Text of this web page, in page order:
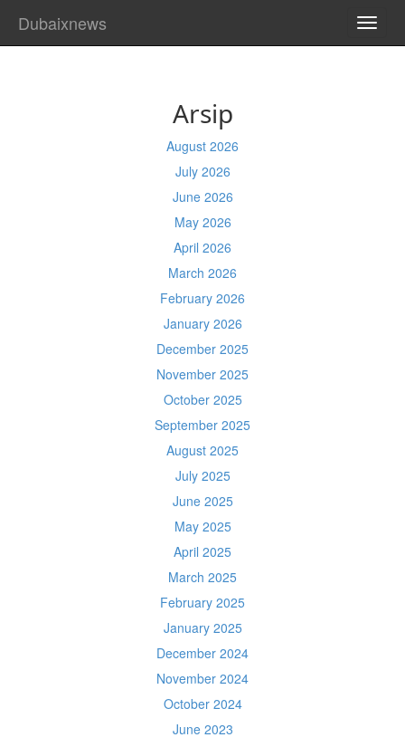
Dubaixnews
Arsip
August 2026
July 2026
June 2026
May 2026
April 2026
March 2026
February 2026
January 2026
December 2025
November 2025
October 2025
September 2025
August 2025
July 2025
June 2025
May 2025
April 2025
March 2025
February 2025
January 2025
December 2024
November 2024
October 2024
June 2023